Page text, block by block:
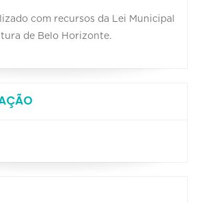
com recursos da Lei Municipal
de Belo Horizonte.